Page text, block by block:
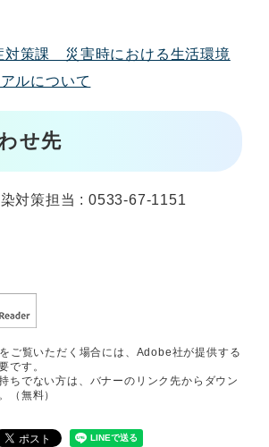
対策課 災害時における生活環境
ルについて
せ先
対策担当 : 0533-67-1151
ご覧いただく場合には、Adobe社が提供する
です。
ちでない方は、バナーのリンク先からダウン
（無料）